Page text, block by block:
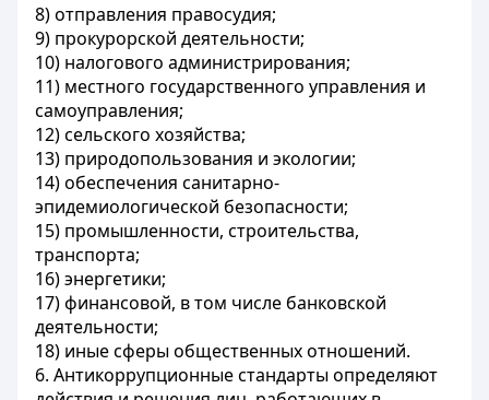
8) отправления правосудия;
9) прокурорской деятельности;
10) налогового администрирования;
11) местного государственного управления и
самоуправления;
12) сельского хозяйства;
13) природопользования и экологии;
14) обеспечения санитарно-
эпидемиологической безопасности;
15) промышленности, строительства,
транспорта;
16) энергетики;
17) финансовой, в том числе банковской
деятельности;
18) иные сферы общественных отношений.
6. Антикоррупционные стандарты определяют